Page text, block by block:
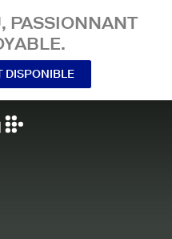
PASSIONNANT
DISPONIBLE